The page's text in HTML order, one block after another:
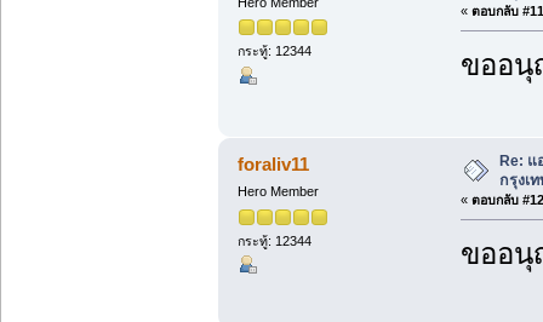
กระทู้: 12344
« ตอบกลับ
ขออนุ
foraliv11
Hero Member
กระทู้: 12344
Re:
กรุงเ
« ตอบกลับ
ขออนุ